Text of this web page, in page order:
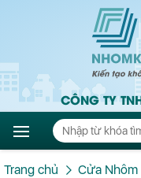
CÔNG TY
Trang chủ Cửa Nhôm